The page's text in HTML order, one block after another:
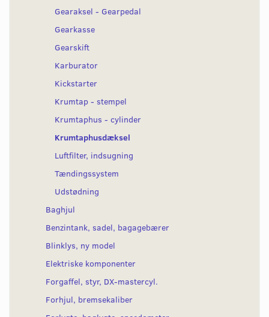
Gearaksel - Gearpedal
Gearkasse
Gearskift
Karburator
Kickstarter
Krumtap - stempel
Krumtaphus - cylinder
Krumtaphusdæksel
Luftfilter, indsugning
Tændingssystem
Udstødning
Baghjul
Benzintank, sadel, bagagebærer
Blinklys, ny model
Elektriske komponenter
Forgaffel, styr, DX-mastercyl.
Forhjul, bremsekaliber